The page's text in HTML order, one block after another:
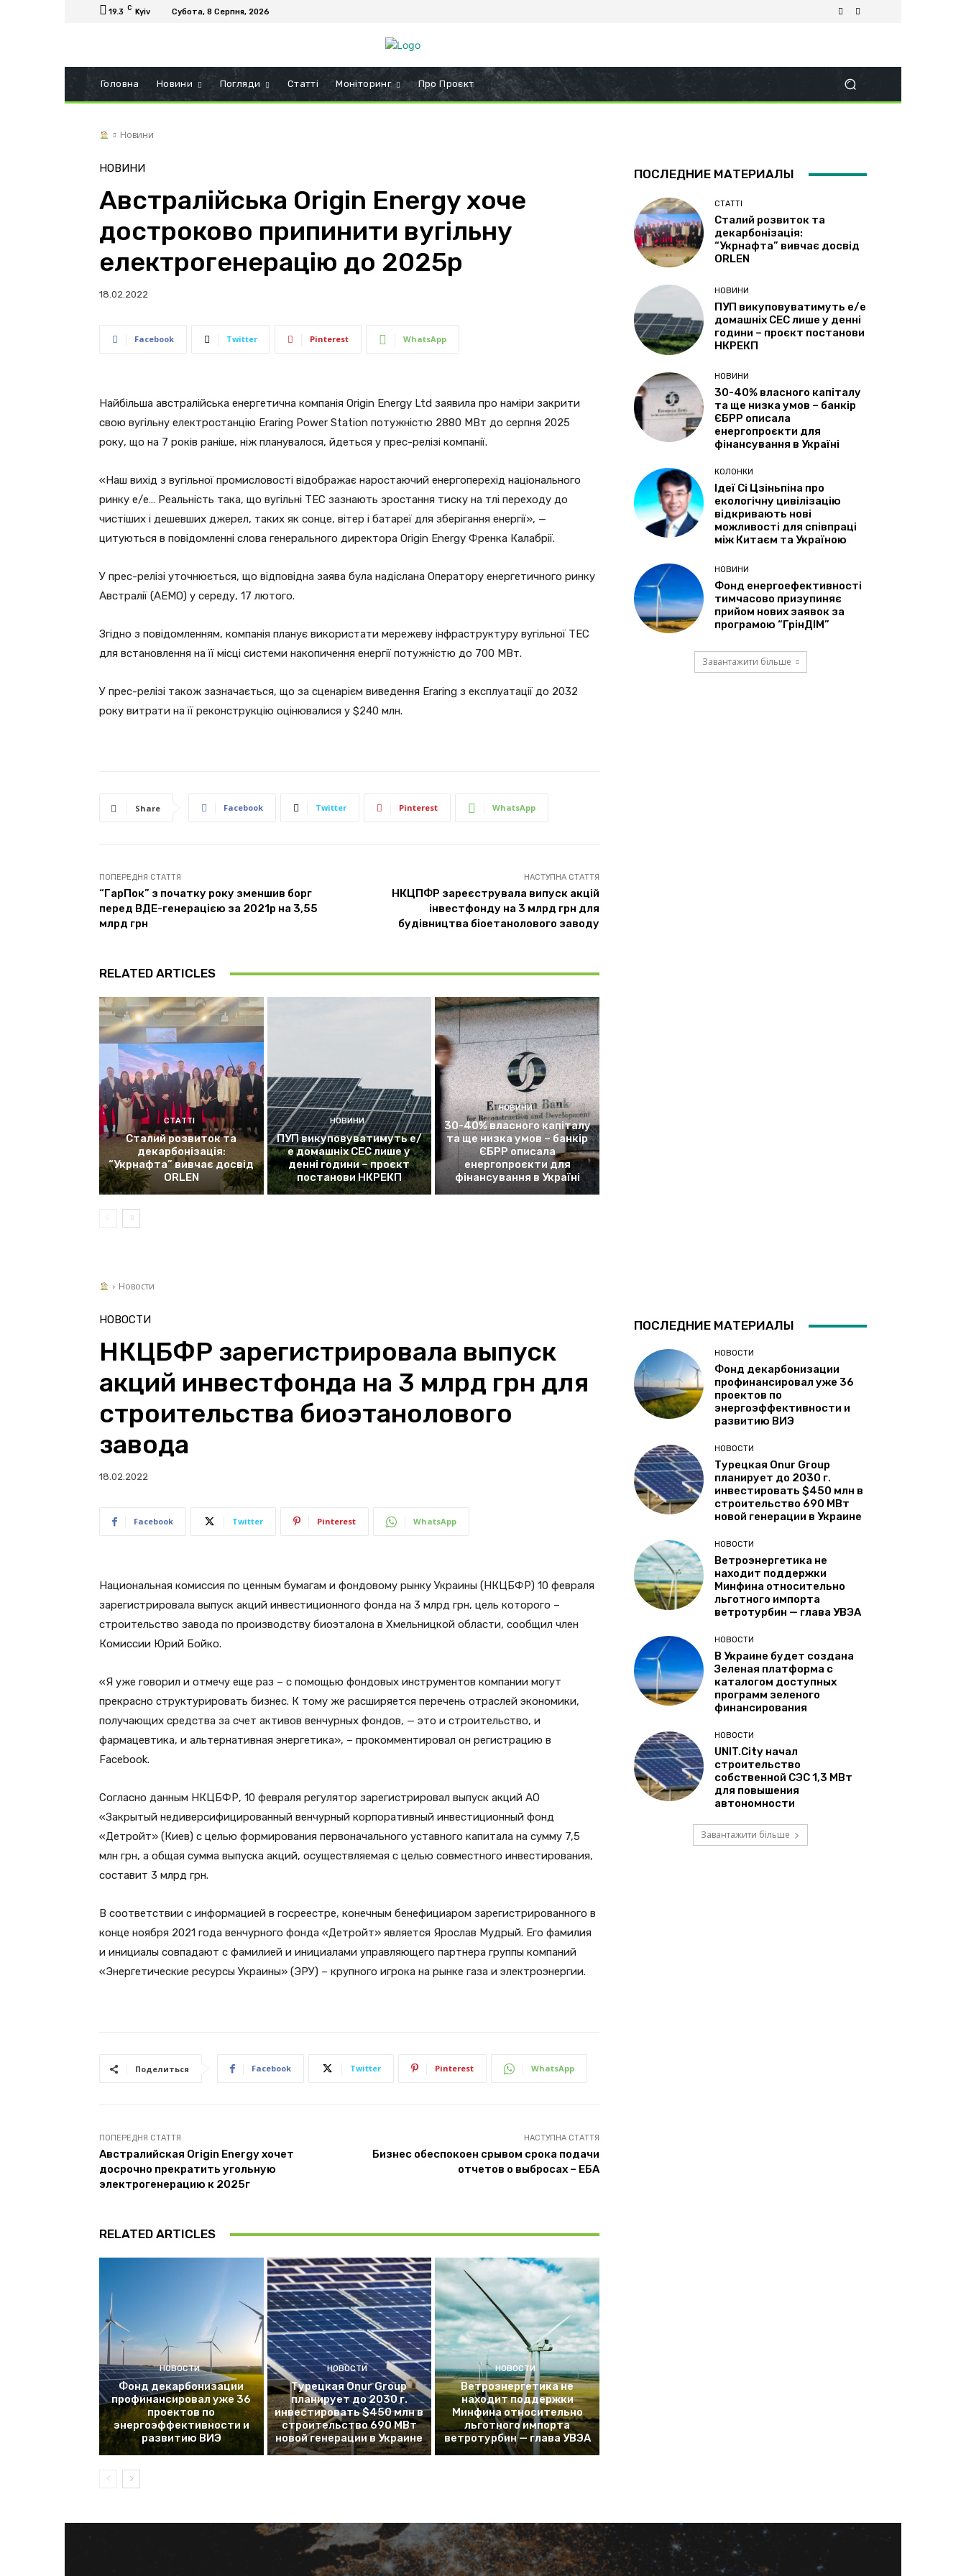
19.3 C Kyiv Субота, 8 Серпня, 2026
Головна Новини Погляди Статті Моніторинг Про Проєкт
Новини
НОВИНИ
Австралійська Origin Energy хоче
достроково припинити вугільну
електрогенерацію до 2025р
18.02.2022
Facebook Twitter Pinterest WhatsApp
Найбільша австралійська енергетична компанія Origin Energy Ltd заявила про наміри закрити
свою вугільну електростанцію Eraring Power Station потужністю 2880 МВт до серпня 2025
року, що на 7 років раніше, ніж планувалося, йдеться у прес-релізі компанії.
«Наш вихід з вугільної промисловості відображає наростаючий енергоперехід національного
ринку е/е… Реальність така, що вугільні ТЕС зазнають зростання тиску на тлі переходу до
чистіших і дешевших джерел, таких як сонце, вітер і батареї для зберігання енергії», —
цитуються в повідомленні слова генерального директора Origin Energy Френка Калабрії.
У прес-релізі уточнюється, що відповідна заява була надіслана Оператору енергетичного ринку
Австралії (AEMO) у середу, 17 лютого.
Згідно з повідомленням, компанія планує використати мережеву інфраструктуру вугільної ТЕС
для встановлення на її місці системи накопичення енергії потужністю до 700 МВт.
У прес-релізі також зазначається, що за сценарієм виведення Eraring з експлуатації до 2032
року витрати на її реконструкцію оцінювалися у $240 млн.
Share Facebook Twitter Pinterest WhatsApp
ПОПЕРЕДНЯ СТАТТЯ
“ГарПок” з початку року зменшив борг
перед ВДЕ-генерацією за 2021р на 3,55
млрд грн
НАСТУПНА СТАТТЯ
НКЦПФР зареєструвала випуск акцій
інвестфонду на 3 млрд грн для
будівництва біоетанолового заводу
RELATED ARTICLES
СТАТТІ
Сталий розвиток та
декарбонізація:
“Укрнафта” вивчає досвід
ORLEN
НОВИНИ
ПУП викуповуватимуть е/
е домашніх СЕС лише у
денні години – проєкт
постанови НКРЕКП
НОВИНИ
30-40% власного капіталу
та ще низка умов – банкір
ЄБРР описала
енергопроєкти для
фінансування в Україні
ПОСЛЕДНИЕ МАТЕРИАЛЫ
СТАТТІ
Сталий розвиток та
декарбонізація:
“Укрнафта” вивчає досвід
ORLEN
НОВИНИ
ПУП викуповуватимуть е/е
домашніх СЕС лише у денні
години – проєкт постанови
НКРЕКП
НОВИНИ
30-40% власного капіталу
та ще низка умов – банкір
ЄБРР описала
енергопроєкти для
фінансування в Україні
КОЛОНКИ
Ідеї Сі Цзіньпіна про
екологічну цивілізацію
відкривають нові
можливості для співпраці
між Китаєм та Україною
НОВИНИ
Фонд енергоефективності
тимчасово призупиняє
прийом нових заявок за
програмою “ГрінДІМ”
Завантажити більше